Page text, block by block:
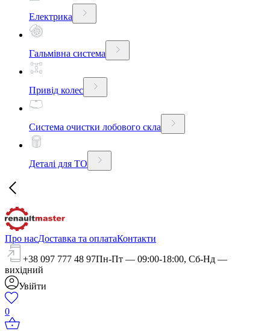
Електрика
Гальмівна система
Привід колес
Система очистки лобового скла
Деталі для ТО
Про насДоставка та оплатаКонтакти
+38 097 777 48 97Пн-Пт — 09:00-18:00, Сб-Нд —
вихідний
Увійти
0